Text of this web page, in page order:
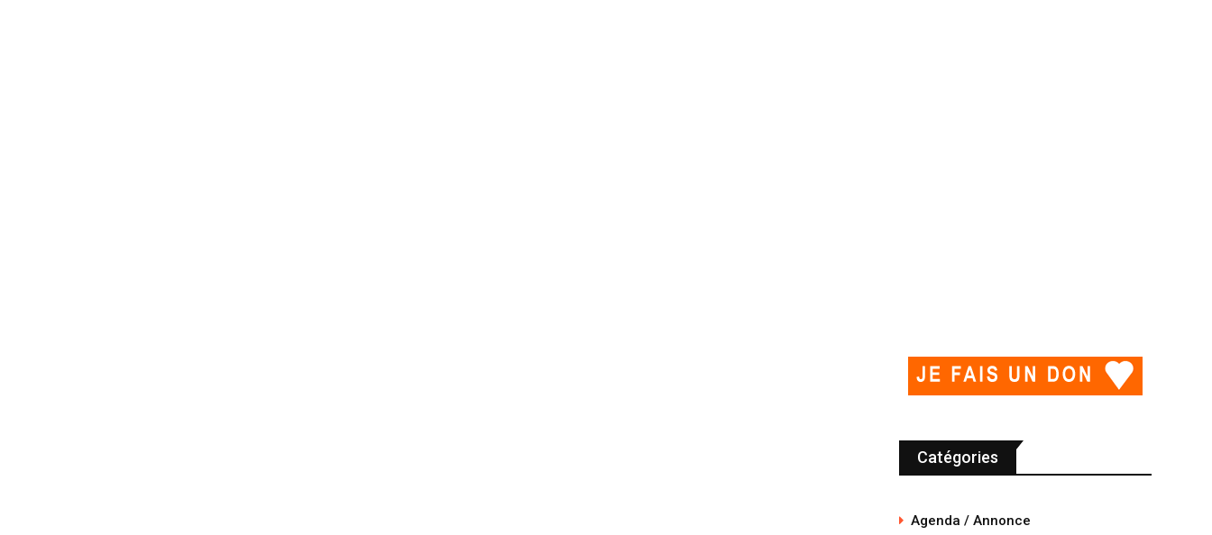
Catégories
Agenda / Annonce